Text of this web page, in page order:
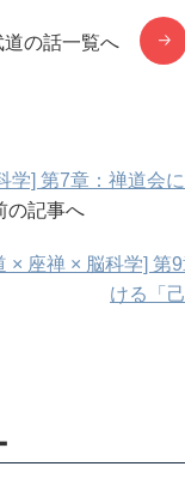
道の話一覧へ
学] 第7章：禅道会
記事へ
× 座禅 × 脳科学] 第
ける「